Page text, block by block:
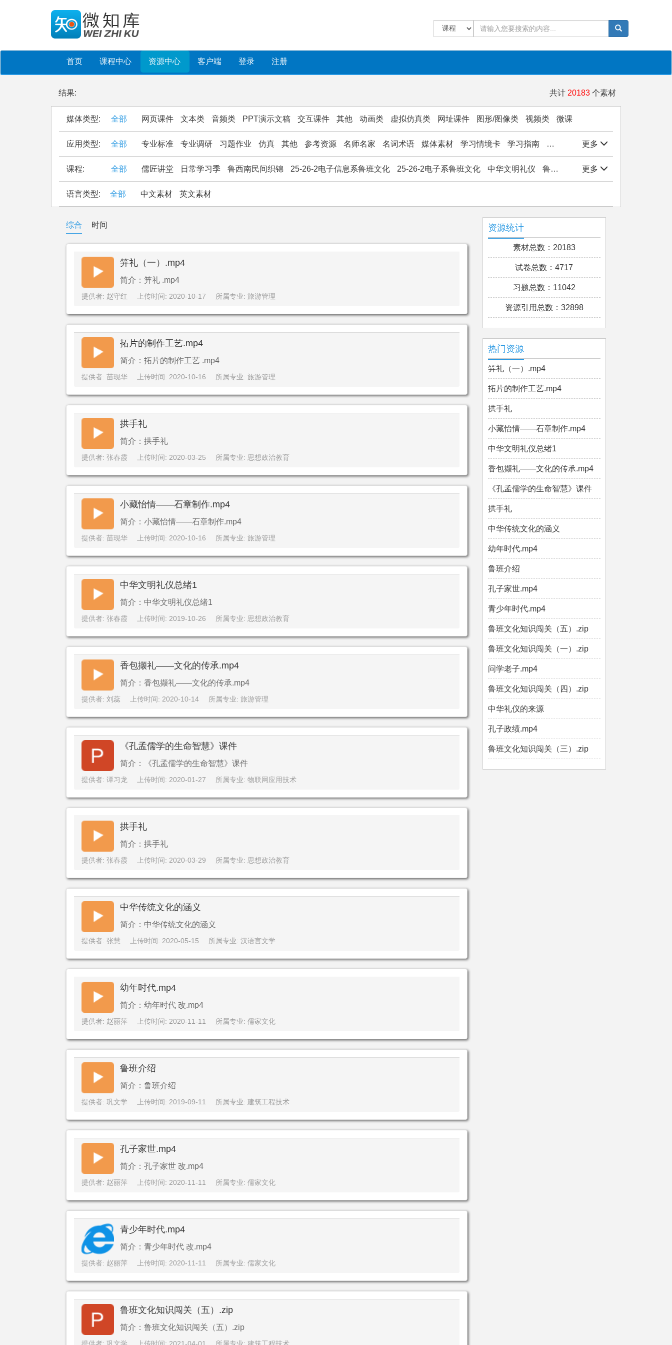
首页 课程中心 资源中心 客户端 登录 注册
结果: 共计 20183 个素材
媒体类型: 全部 网页课件 文本类 音频类 PPT演示文稿 交互课件 其他 动画类 虚拟仿真类 网址课件 图形/图像类 视频类 微课
应用类型: 全部 专业标准 专业调研 习题作业 仿真 其他 参考资源 名师名家 名词术语 媒体素材 学习情境卡 学习指南 学生作品 实验/实训/实习
更多
课程: 全部 儒匠讲堂 日常学习季 鲁西南民间织锦 25-26-2电子信息系鲁班文化 25-26-2电子系鲁班文化 中华文明礼仪 鲁班文化与工匠精神 更多
语言类型: 全部 中文素材 英文素材
综合 时间
笄礼（一）.mp4
简介：笄礼 .mp4
提供者: 赵守红 上传时间: 2020-10-17 所属专业: 旅游管理
拓片的制作工艺.mp4
简介：拓片的制作工艺 .mp4
提供者: 苗现华 上传时间: 2020-10-16 所属专业: 旅游管理
拱手礼
简介：拱手礼
提供者: 张春霞 上传时间: 2020-03-25 所属专业: 思想政治教育
小藏怡情——石章制作.mp4
简介：小藏怡情——石章制作.mp4
提供者: 苗现华 上传时间: 2020-10-16 所属专业: 旅游管理
中华文明礼仪总绪1
简介：中华文明礼仪总绪1
提供者: 张春霞 上传时间: 2019-10-26 所属专业: 思想政治教育
香包撷礼——文化的传承.mp4
简介：香包撷礼——文化的传承.mp4
提供者: 刘蕊 上传时间: 2020-10-14 所属专业: 旅游管理
《孔孟儒学的生命智慧》课件
简介：《孔孟儒学的生命智慧》课件
提供者: 谭习龙 上传时间: 2020-01-27 所属专业: 物联网应用技术
拱手礼
简介：拱手礼
提供者: 张春霞 上传时间: 2020-03-29 所属专业: 思想政治教育
中华传统文化的涵义
简介：中华传统文化的涵义
提供者: 张慧 上传时间: 2020-05-15 所属专业: 汉语言文学
幼年时代.mp4
简介：幼年时代 改.mp4
提供者: 赵丽萍 上传时间: 2020-11-11 所属专业: 儒家文化
鲁班介绍
简介：鲁班介绍
提供者: 巩文学 上传时间: 2019-09-11 所属专业: 建筑工程技术
孔子家世.mp4
简介：孔子家世 改.mp4
提供者: 赵丽萍 上传时间: 2020-11-11 所属专业: 儒家文化
青少年时代.mp4
简介：青少年时代 改.mp4
提供者: 赵丽萍 上传时间: 2020-11-11 所属专业: 儒家文化
鲁班文化知识闯关（五）.zip
简介：鲁班文化知识闯关（五）.zip
资源统计
素材总数：20183
试卷总数：4717
习题总数：11042
资源引用总数：32898
热门资源
笄礼（一）.mp4
拓片的制作工艺.mp4
拱手礼
小藏怡情——石章制作.mp4
中华文明礼仪总绪1
香包撷礼——文化的传承.mp4
《孔孟儒学的生命智慧》课件
拱手礼
中华传统文化的涵义
幼年时代.mp4
鲁班介绍
孔子家世.mp4
青少年时代.mp4
鲁班文化知识闯关（五）.zip
鲁班文化知识闯关（一）.zip
问学老子.mp4
鲁班文化知识闯关（四）.zip
中华礼仪的来源
孔子政绩.mp4
鲁班文化知识闯关（三）.zip